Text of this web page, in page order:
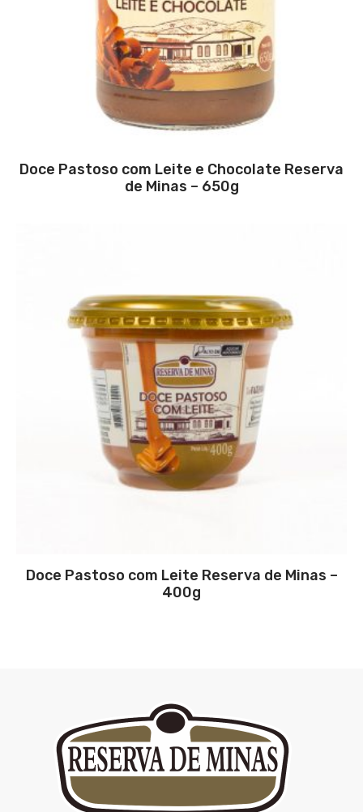
Doce Pastoso com Leite e Chocolate Reserva
de Minas – 650g
Doce Pastoso com Leite Reserva de Minas –
400g